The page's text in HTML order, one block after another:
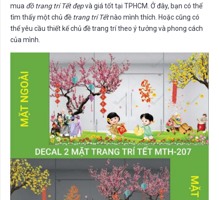
mua đồ trang trí Tết đẹpvà giá tốt tại TPHCM. Ở đây, bạn có thể
tìm thấy một chủ đề trang trí Tếtnào mình thích. Hoặc cũng có
thể yêu cầu thiết kế chủ đề trang trí theo ý tưởng và phong cách
của mình.